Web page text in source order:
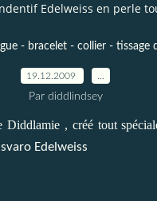
Edelweiss en perle
- bracelet - collier - tissage
19.12.2009
Par diddlindsey
, créé tout